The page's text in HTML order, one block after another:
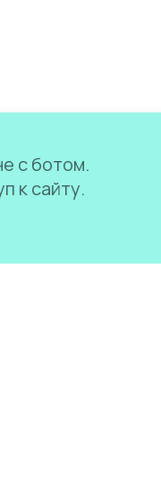
с ботом.
к сайту.